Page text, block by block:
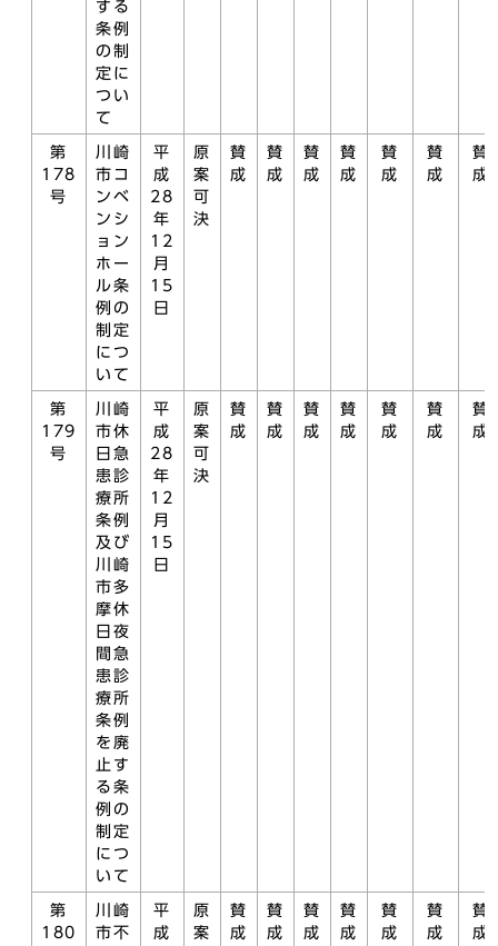
する
条例
の制
定に
つい
て
第
178
号
川崎
市コ
ンベ
ンシ
ョン
ホー
ル条
例の
制定
につ
いて
平
成
28
年
12
月
15
日
原
案
可
決
賛
成
賛
成
賛
成
賛
成
賛
成
賛
成
賛
成
第
179
号
川崎
市休
日急
患診
療所
条例
及び
川崎
市多
摩休
日夜
間急
患診
療所
条例
を廃
止す
る条
例の
制定
につ
いて
平
成
28
年
12
月
15
日
原
案
可
決
賛
成
賛
成
賛
成
賛
成
賛
成
賛
成
賛
成
第
180
川崎
市不
平
成
原
案
賛
成
賛
成
賛
成
賛
成
賛
成
賛
成
賛
成